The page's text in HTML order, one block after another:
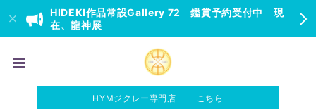
HIDEKI作品常設Gallery 72 鑑賞予約受付中 現
在、龍神展
HYMジクレー専門店 こちら